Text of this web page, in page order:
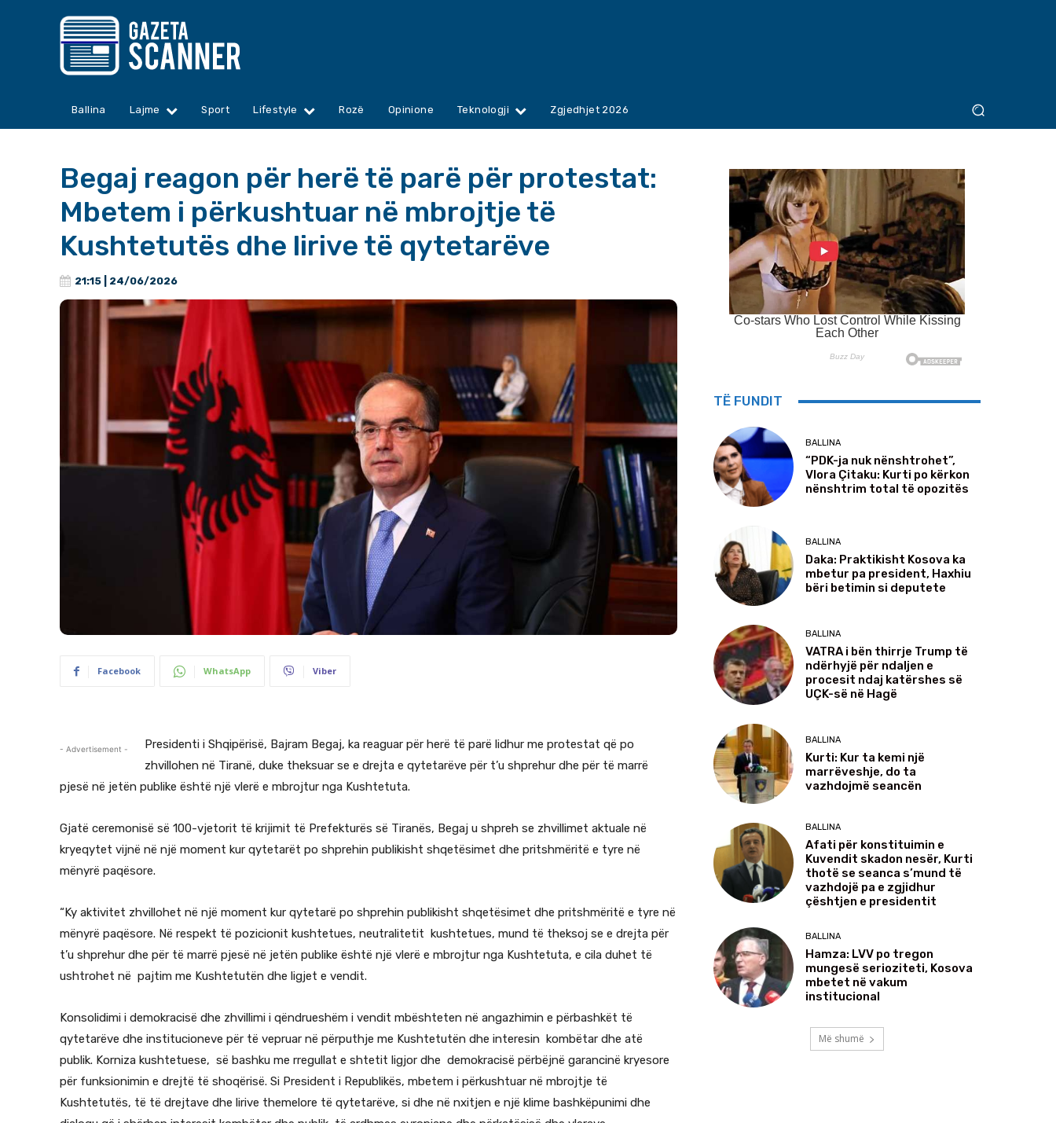
Ballina Lajme Sport Lifestyle Rozë Opinione Teknologji Zgjedhjet 2026
Begaj reagon për herë të parë për protestat:
Mbetem i përkushtuar në mbrojtje të
Kushtetutës dhe lirive të qytetarëve
21:15 | 24/06/2026
Facebook WhatsApp Viber
- Advertisement -
Presidenti i Shqipërisë, Bajram Begaj, ka reaguar për herë të parë lidhur me protestat që po
zhvillohen në Tiranë, duke theksuar se e drejta e qytetarëve për t’u shprehur dhe për të marrë
pjesë në jetën publike është një vlerë e mbrojtur nga Kushtetuta.
Gjatë ceremonisë së 100-vjetorit të krijimit të Prefekturës së Tiranës, Begaj u shpreh se zhvillimet aktuale në
kryeqytet vijnë në një moment kur qytetarët po shprehin publikisht shqetësimet dhe pritshmëritë e tyre në
mënyrë paqësore.
“Ky aktivitet zhvillohet në një moment kur qytetarë po shprehin publikisht shqetësimet dhe pritshmëritë e tyre në
mënyrë paqësore. Në respekt të pozicionit kushtetues, neutralitetit kushtetues, mund të theksoj se e drejta për
t’u shprehur dhe për të marrë pjesë në jetën publike është një vlerë e mbrojtur nga Kushtetuta, e cila duhet të
ushtrohet në pajtim me Kushtetutën dhe ligjet e vendit.
Konsolidimi i demokracisë dhe zhvillimi i qëndrueshëm i vendit mbështeten në angazhimin e përbashkët të
qytetarëve dhe institucioneve për të vepruar në përputhje me Kushtetutën dhe interesin kombëtar dhe atë
publik. Korniza kushtetuese, së bashku me rregullat e shtetit ligjor dhe demokracisë përbëjnë garancinë kryesore
për funksionimin e drejtë të shoqërisë. Si President i Republikës, mbetem i përkushtuar në mbrojtje të
Kushtetutës, të të drejtave dhe lirive themelore të qytetarëve, si dhe në nxitjen e një klime bashkëpunimi dhe
TË FUNDIT
BALLINA
“PDK-ja nuk nënshtrohet”,
Vlora Çitaku: Kurti po kërkon
nënshtrim total të opozitës
BALLINA
Daka: Praktikisht Kosova ka
mbetur pa president, Haxhiu
bëri betimin si deputete
BALLINA
VATRA i bën thirrje Trump të
ndërhyjë për ndaljen e
procesit ndaj katërshes së
UÇK-së në Hagë
BALLINA
Kurti: Kur ta kemi një
marrëveshje, do ta
vazhdojmë seancën
BALLINA
Afati për konstituimin e
Kuvendit skadon nesër, Kurti
thotë se seanca s’mund të
vazhdojë pa e zgjidhur
çështjen e presidentit
BALLINA
Hamza: LVV po tregon
mungesë serioziteti, Kosova
mbetet në vakum
institucional
Më shumë